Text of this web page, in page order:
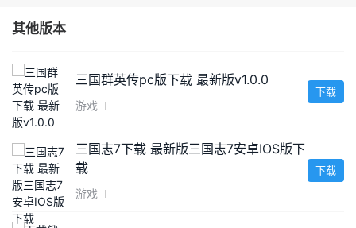
其他版本
三国群英传pc版下载 最新版v1.0.0
游戏
下载
三国志7下载 最新版三国志7安卓IOS版下
载
游戏
下载